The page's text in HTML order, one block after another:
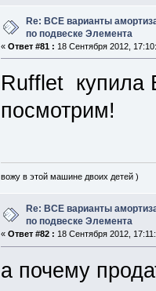
Re: ВСЕ варианты
по подвеске Элемента
«Ответ #81 : 18 Сентября 2012,
Rufflet купила
посмотрим!
вожу в этой машине двоих детей )
Re: ВСЕ варианты
по подвеске Элемента
«Ответ #82 : 18 Сентября 2012,
а почему